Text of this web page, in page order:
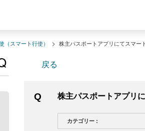
（スマート行使） > 株主パスポートアプリにてスマー
戻る
株主パスポートアプリ
カテゴリー :